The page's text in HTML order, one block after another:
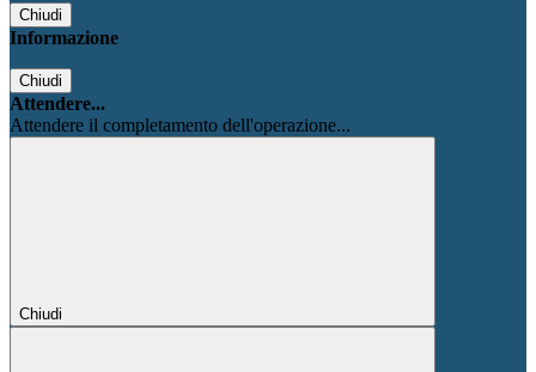
Chiudi
Informazione
Chiudi
Attendere...
Attendere il completamento dell'operazione...
Chiudi